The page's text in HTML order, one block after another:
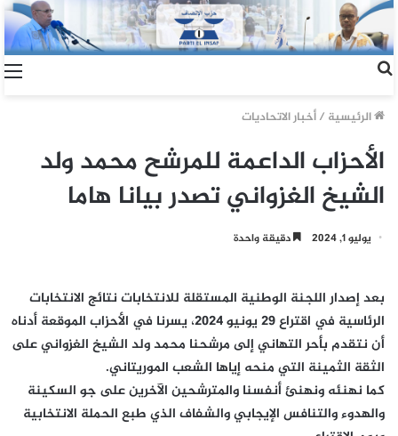
الرئيسية /أخبار الاتحاديات
الأحزاب الداعمة للمرشح محمد ولد
الشيخ الغزواني تصدر بيانا هاما
يوليو 1, 2024 دقيقة واحدة
بعد إصدار اللجنة الوطنية المستقلة للانتخابات نتائج الانتخابات
الرئاسية في اقتراع 29 يونيو 2024، يسرنا في الأحزاب الموقعة أدناه
أن نتقدم بأحر التهاني إلى مرشحنا محمد ولد الشيخ الغزواني على
الثقة الثمينة التي منحه إياها الشعب الموريتاني.
كما نهنئه ونهنئ أنفسنا والمترشحين الآخرين على جو السكينة
والهدوء والتنافس الإيجابي والشفاف الذي طبع الحملة الانتخابية